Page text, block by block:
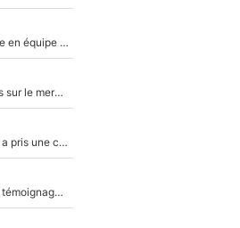
Franck Ribéry a osé s'attaquer à Zinedine Zidane en équipe de France : «Je n'aurais jamais fait ça»
Medina, Rulli, Paixao... ça part dans tous les sens sur le mercato de l'OM : Frank McCourt va enfin récupérer l'argent qu'il attend ?
Sans Ousmane Dembélé et Désiré Doué, le PSG a pris une correction face à Majorque : Luis Enrique attend avec impatience des renforts !
F1 : « Je lui ai fait un câlin, puis j’ai dû partir...», le témoignage émouvant de Max Verstappen sur sa fille